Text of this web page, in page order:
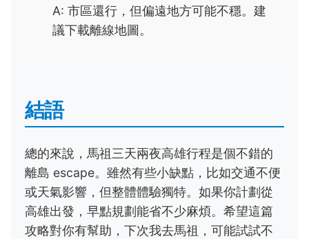
A: 市區還行，但偏遠地方可能不穩。建
議下載離線地圖。
結語
總的來說，馬祖三天兩夜高雄行程是個不錯的
離島 escape。雖然有些小缺點，比如交通不便
或天氣影響，但整體體驗獨特。如果你計劃從
高雄出發，早點規劃能省不少麻煩。希望這篇
攻略對你有幫助，下次我去馬祖，可能試試不